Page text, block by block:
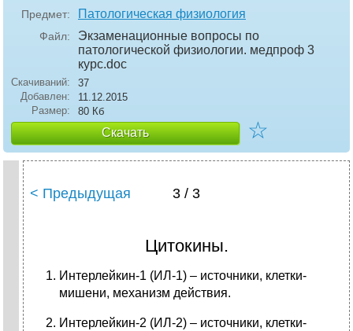
Предмет: Патологическая физиология
Файл:
Экзаменационные вопросы по
патологической физиологии. медпроф 3
курс.doc
Скачиваний:
37
Добавлен:
11.12.2015
Размер:
80 Кб
Скачать ☆
< Предыдущая 3 / 3
Цитокины.
Интерлейкин-1 (ИЛ-1) – источники, клетки-
мишени, механизм действия.
Интерлейкин-2 (ИЛ-2) – источники, клетки-